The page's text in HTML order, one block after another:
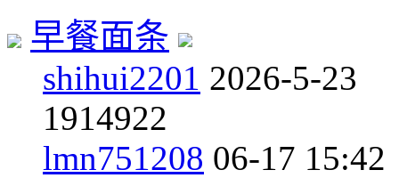
早餐面条
shihui2201 2026-5-23
1914922
lmn751208 06-17 15:42